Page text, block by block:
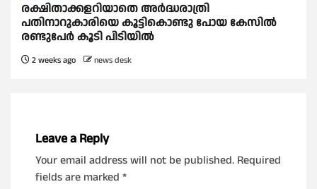
രക്ഷിതാക്കളറിയാതെ അര്‍ദ്ധരാത്രി
പതിനാറുകാരിയെ കൂട്ടികൊണ്ടു പോയ കേസില്‍
രണ്ടുപേര്‍ കൂടി പിടിയില്‍
2 weeks ago news desk
Leave a Reply
Your email address will not be published. Required
fields are marked *